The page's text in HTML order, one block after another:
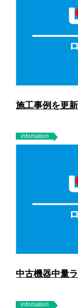
施工事例を更新
infomation
中古機器中量
infomation